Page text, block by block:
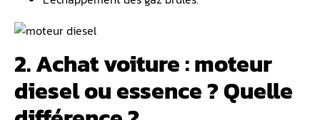
2. Achat voiture : moteur
diesel ou essence ? Quelle